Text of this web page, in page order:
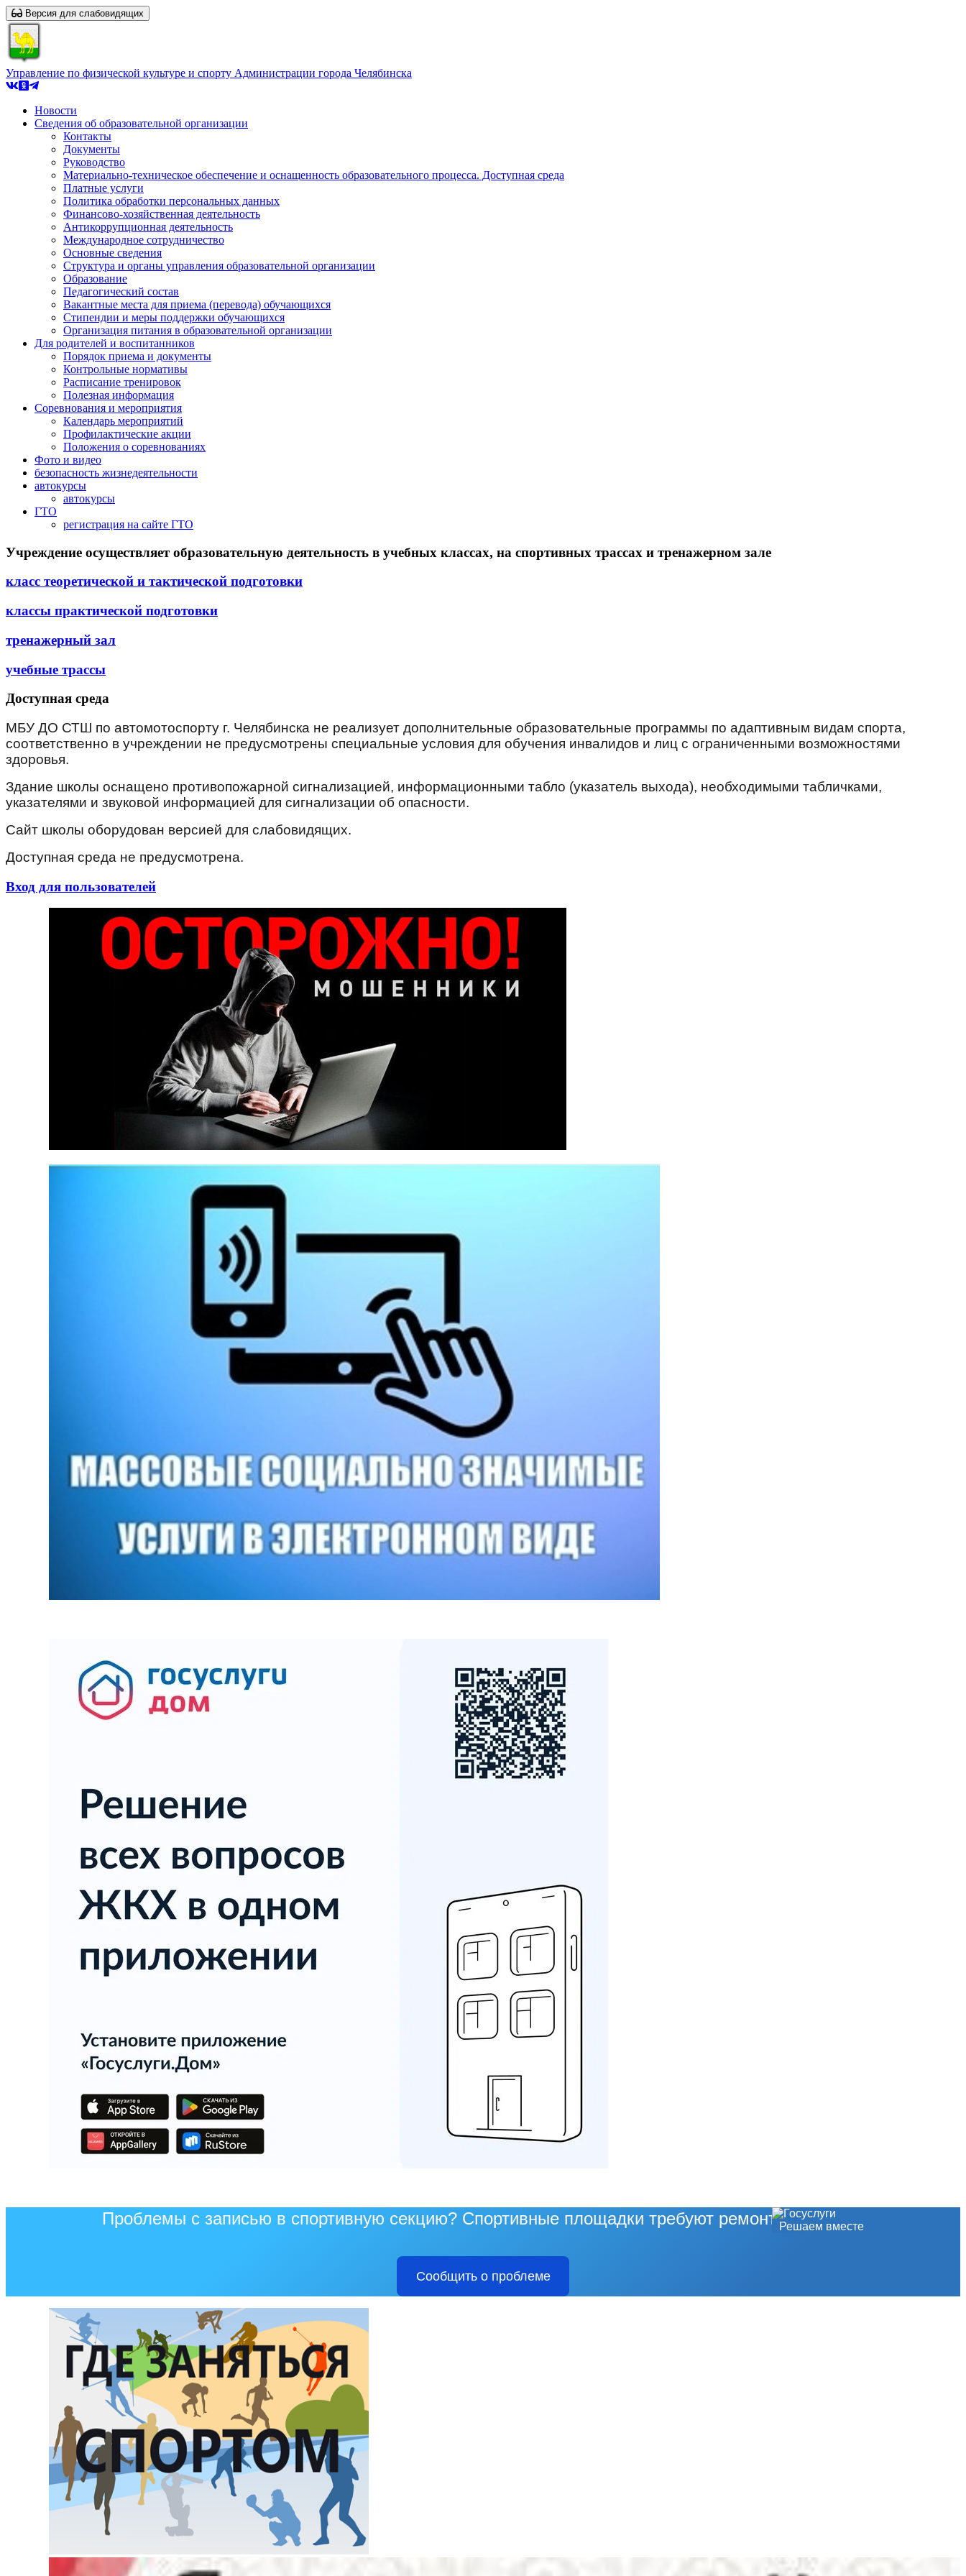
Версия для слабовидящих
Управление по физической культуре и спорту Администрации города Челябинска
Новости
Сведения об образовательной организации
Контакты
Документы
Руководство
Материально-техническое обеспечение и оснащенность образовательного процесса. Доступная среда
Платные услуги
Политика обработки персональных данных
Финансово-хозяйственная деятельность
Антикоррупционная деятельность
Международное сотрудничество
Основные сведения
Структура и органы управления образовательной организации
Образование
Педагогический состав
Вакантные места для приема (перевода) обучающихся
Стипендии и меры поддержки обучающихся
Организация питания в образовательной организации
Для родителей и воспитанников
Порядок приема и документы
Контрольные нормативы
Расписание тренировок
Полезная информация
Соревнования и мероприятия
Календарь мероприятий
Профилактические акции
Положения о соревнованиях
Фото и видео
безопасность жизнедеятельности
автокурсы
автокурсы
ГТО
регистрация на сайте ГТО
Учреждение осуществляет образовательную деятельность в учебных классах, на спортивных трассах и тренажерном зале
класс теоретической и тактической подготовки
классы практической подготовки
тренажерный зал
учебные трассы
Доступная среда
МБУ ДО СТШ по автомотоспорту г. Челябинска не реализует дополнительные образовательные программы по адаптивным видам спорта,
соответственно в учреждении не предусмотрены специальные условия для обучения инвалидов и лиц с ограниченными возможностями
здоровья.
Здание школы оснащено противопожарной сигнализацией, информационными табло (указатель выхода), необходимыми табличками,
указателями и звуковой информацией для сигнализации об опасности.
Сайт школы оборудован версией для слабовидящих.
Доступная среда не предусмотрена.
Вход для пользователей
Решаем вместе
Проблемы с записью в спортивную секцию? Спортивные площадки требуют ремонта?
Сообщить о проблеме